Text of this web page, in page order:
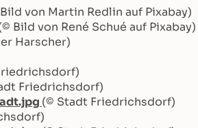
von Martin Redlin auf Pixabay)
Bild von René Schué auf Pixabay)
Harscher)
Friedrichsdorf)
(© Stadt Friedrichsdorf)